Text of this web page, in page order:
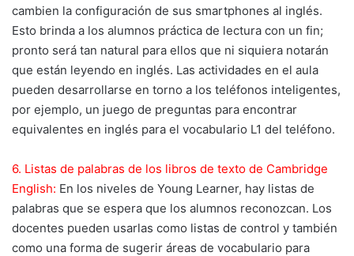
cambien la configuración de sus smartphones al inglés.
Esto brinda a los alumnos práctica de lectura con un fin;
pronto será tan natural para ellos que ni siquiera notarán
que están leyendo en inglés. Las actividades en el aula
pueden desarrollarse en torno a los teléfonos inteligentes,
por ejemplo, un juego de preguntas para encontrar
equivalentes en inglés para el vocabulario L1 del teléfono.
6. Listas de palabras de los libros de texto de Cambridge
English: En los niveles de Young Learner, hay listas de
palabras que se espera que los alumnos reconozcan. Los
docentes pueden usarlas como listas de control y también
como una forma de sugerir áreas de vocabulario para